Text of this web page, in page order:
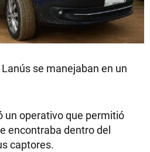
se manejaban en un
un operativo que permitió
encontraba dentro del
captores.